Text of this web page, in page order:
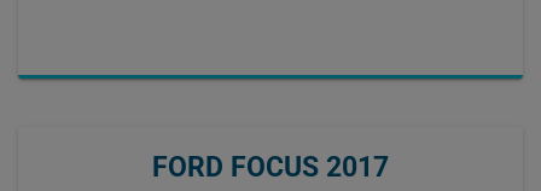
FORD FOCUS 2017